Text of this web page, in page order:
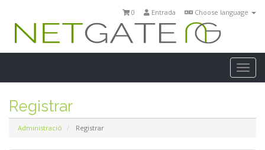
Choose language
Entrada
0
Registrar
Administració Registrar